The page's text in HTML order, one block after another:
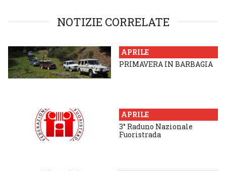
NOTIZIE CORRELATE
APRILE
PRIMAVERA IN BARBAGIA
APRILE
3° Raduno Nazionale
Fuoristrada